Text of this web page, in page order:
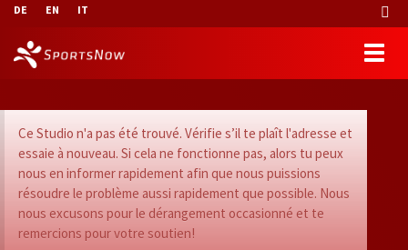
DE EN IT
Ce Studio n'a pas été trouvé. Vérifie s’il te plaît l'adresse et
essaie à nouveau. Si cela ne fonctionne pas, alors tu peux
nous en informer rapidement afin que nous puissions
résoudre le problème aussi rapidement que possible. Nous
nous excusons pour le dérangement occasionné et te
remercions pour votre soutien!